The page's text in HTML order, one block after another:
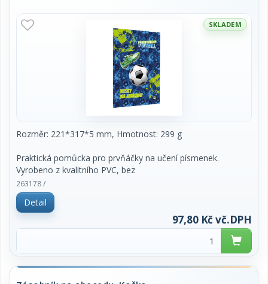
SKLADEM
Rozměr: 221*317*5 mm, Hmotnost: 299 g
Praktická pomůcka pro prvňáčky na učení písmenek.
Vyrobeno z kvalitního PVC, bez
ftalátů a zdravotně nezávadné. Formát A4, snadno
omyvatelné.
263178 /
Detail
97,80 Kč vč.DPH